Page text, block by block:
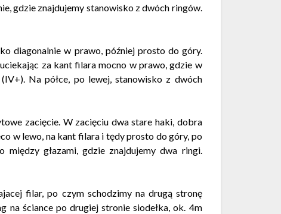
gdzie znajdujemy stanowisko z dwóch ringów.
diagonalnie w prawo, później prosto do góry.
za kant filara mocno w prawo, gdzie w
Na półce, po lewej, stanowisko z dwóch
zacięcie. W zacięciu dwa stare haki, dobra
w lewo, na kant filara i tędy prosto do góry, po
między głazami, gdzie znajdujemy dwa ringi.
filar, po czym schodzimy na drugą stronę
na ściance po drugiej stronie siodełka, ok. 4m